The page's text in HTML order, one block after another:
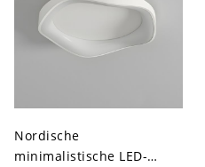
Nordische
minimalistische LED-